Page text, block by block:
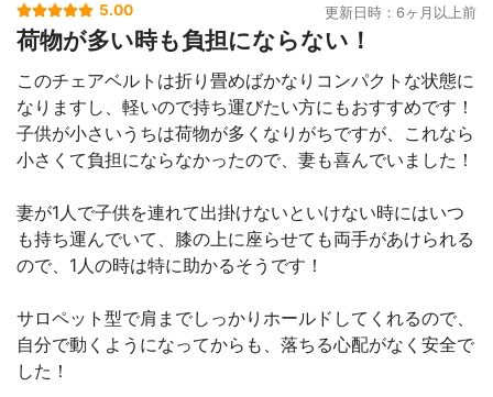
5.00 更新日時：6ヶ月以上前
荷物が多い時も負担にならない！
このチェアベルトは折り畳めばかなりコンパクトな状態に
なりますし、軽いので持ち運びたい方にもおすすめです！
子供が小さいうちは荷物が多くなりがちですが、これなら
小さくて負担にならなかったので、妻も喜んでいました！
妻が1人で子供を連れて出掛けないといけない時にはいつ
も持ち運んでいて、膝の上に座らせても両手があけられる
ので、1人の時は特に助かるそうです！
サロペット型で肩までしっかりホールドしてくれるので、
自分で動くようになってからも、落ちる心配がなく安全で
した！